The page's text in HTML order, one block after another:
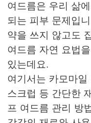
여드름은 우리 삶
되는 피부 문제입
약을 쓰지 않고도
여드름 자연 요법
있는데요.
여기서는 카모마
스크럽 등 간단한
프 여드름 관리 방